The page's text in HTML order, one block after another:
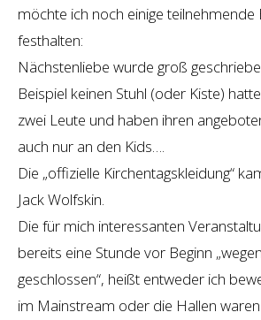
LINKS
möchte ich noch einige teilnehmende
festhalten:
Nächstenliebe wurde groß
Beispiel keinen Stuhl (oder Kiste)
zwei Leute und haben ihren
auch nur an den Kids….
Die „offizielle Kirchentagskleidung“
Jack Wolfskin.
Die für mich interessanten
bereits eine Stunde vor Beginn
geschlossen“, heißt entweder ich
im Mainstream oder die Hallen waren